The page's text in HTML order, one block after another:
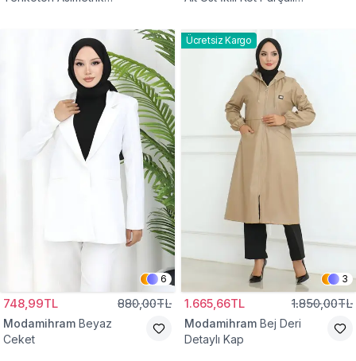
6
748,99TL 880,00TL
Modamihram Beyaz
Ceket
Ücretsiz Kargo
3
1.665,66TL 1.850,00TL
Modamihram Bej Deri
Detaylı Kap